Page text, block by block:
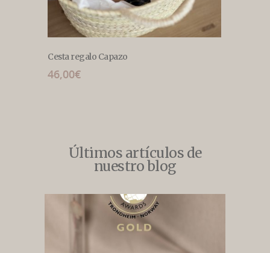
Cesta regalo Capazo
46,00€
Últimos artículos de
nuestro blog